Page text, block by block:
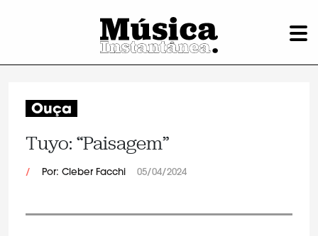
Ouça
Tuyo: “Paisagem”
/ Por: Cleber Facchi 05/04/2024